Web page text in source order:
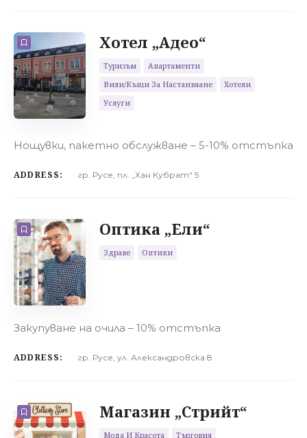
Хотел „Адео“
Туризъм
Апартаменти
Вили/къщи За Настанвяане
Хотели
Услуги
Нощувки, пакетно обслужване – 5-10% отстъпка
ADDRESS: гр. Русе, пл. „Хан Кубрат“ 5
Оптика „Ели“
Здраве Оптики
Закупуване на очила – 10% отстъпка
ADDRESS: гр. Русе, ул. Александровска 8
Магазин „Стрийт“
Мода И Красота Търговия